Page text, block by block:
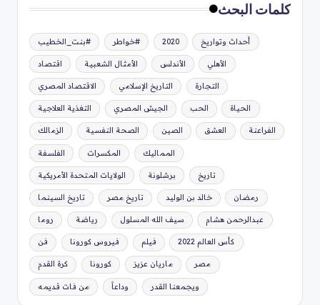
كلمات البحث
#بنت_الخطيب #خواطر 2020 أحداث وتواريخ
اقتصاد الأمثال الشعبية الأندلس الأهلي
الاقتصاد المصري التاريخ الإسلامي التجارة
التغذية العلاجية الجيش المصري الحب الحياة
الزمالك الصحة النفسية الصين العشق الفراعنة
الفلسفة المكسرات المماليك
الولايات المتحدة الأمريكية برشلونة تاريخ
تاريخ السينما تاريخ مصر خالد بن الوليد رمضان
روما رياضة سيف الله المسلول عبدالرحمن هشام
فن فيروس كورونا فيلم كأس العالم 2022
كرة القدم كورونا ماريان عزيز مصر
من فات قديمه وداعاً ويجمعنا القدر